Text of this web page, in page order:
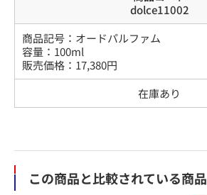
dolce11002
商品記号： オードパルファム
容量 ： 100ml
販売価格： 17,380円
在庫あり
この商品と比較されている商品